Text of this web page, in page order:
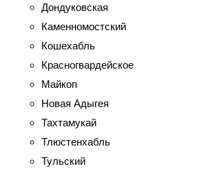
Дондуковская
Каменномостский
Кошехабль
Красногвардейское
Майкоп
Новая Адыгея
Тахтамукай
Тлюстенхабль
Тульский